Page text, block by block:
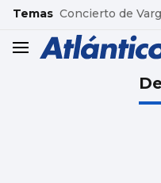
common.go-to-content
Temas Concierto de
header.menu.open